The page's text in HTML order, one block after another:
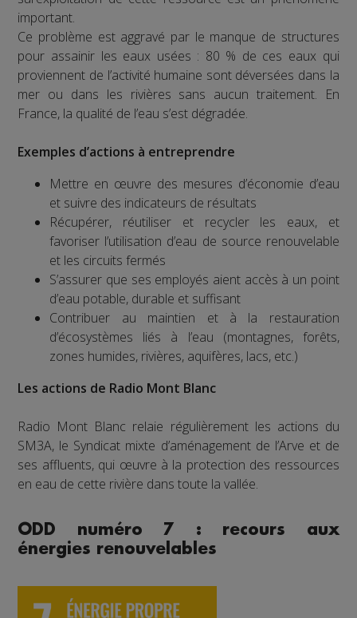
important.
Ce problème est aggravé par le manque de structures
pour assainir les eaux usées : 80 % de ces eaux qui
proviennent de l’activité humaine sont déversées dans la
mer ou dans les rivières sans aucun traitement. En
France, la qualité de l’eau s’est dégradée.
Exemples d’actions à entreprendre
Mettre en œuvre des mesures d’économie d’eau
et suivre des indicateurs de résultats
Récupérer, réutiliser et recycler les eaux, et
favoriser l’utilisation d’eau de source renouvelable
et les circuits fermés
S’assurer que ses employés aient accès à un point
d’eau potable, durable et suffisant
Contribuer au maintien et à la restauration
d’écosystèmes liés à l’eau (montagnes, forêts,
zones humides, rivières, aquifères, lacs, etc.)
Les actions de Radio Mont Blanc
Radio Mont Blanc relaie régulièrement les actions du
SM3A, le Syndicat mixte d’aménagement de l’Arve et de
ses affluents, qui œuvre à la protection des ressources
en eau de cette rivière dans toute la vallée.
ODD numéro 7 : recours aux
énergies renouvelables